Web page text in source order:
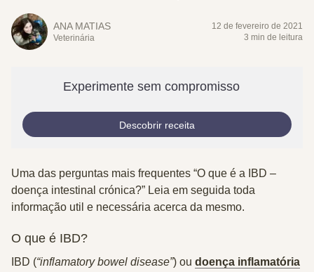
ANA MATIAS
Veterinária
12 de fevereiro de 2021
3 min de leitura
Experimente sem compromisso
Descobrir receita
Uma das perguntas mais frequentes “O que é a IBD –
doença intestinal crónica?” Leia em seguida toda
informação util e necessária acerca da mesmo.
O que é IBD?
IBD (“inflamatory bowel disease”) ou doença inflamatória